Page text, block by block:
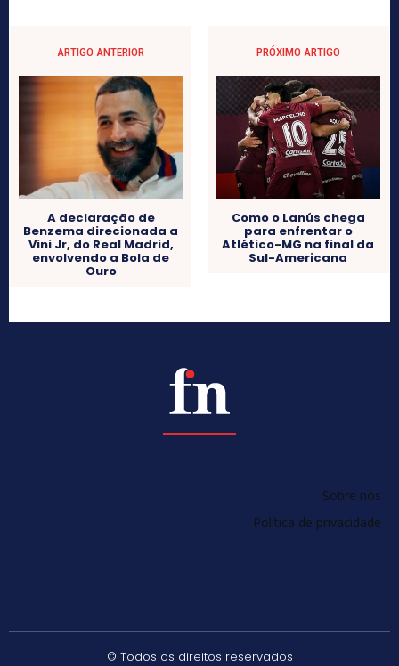
ARTIGO ANTERIOR
A declaração de
Benzema direcionada a
Vini Jr, do Real Madrid,
envolvendo a Bola de
Ouro
PRÓXIMO ARTIGO
Como o Lanús chega
para enfrentar o
Atlético-MG na final da
Sul-Americana
Sobre nós
Política de privacidade
© Todos os direitos reservados